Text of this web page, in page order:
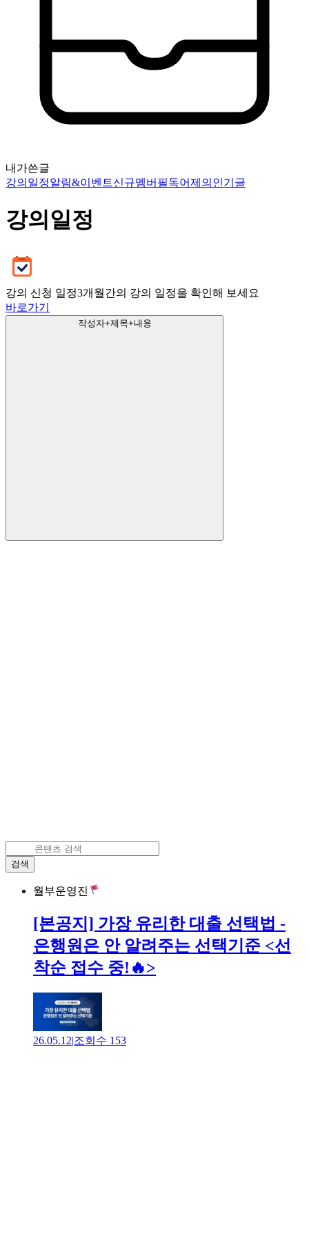
내가쓴글
강의일정알림&이벤트신규멤버필독어제의인기글
강의일정
강의 신청 일정3개월간의 강의 일정을 확인해 보세요
바로가기
작성자+제목+내용
검색
월부운영진
[본공지] 가장 유리한 대출 선택법 -
은행원은 안 알려주는 선택기준 <선
착순 접수 중!🔥>
26.05.12|조회수 153